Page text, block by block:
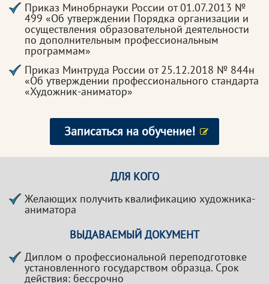
Приказ Минобрнауки России от 01.07.2013 №
499 «Об утверждении Порядка организации и
осуществления образовательной деятельности
по дополнительным профессиональным
программам»
Приказ Минтруда России от 25.12.2018 № 844н
«Об утверждении профессионального стандарта
«Художник-аниматор»
Записаться на обучение!
ДЛЯ КОГО
Желающих получить квалификацию художника-
аниматора
ВЫДАВАЕМЫЙ ДОКУМЕНТ
Диплом о профессиональной переподготовке
установленного государством образца. Срок
действия: бессрочно